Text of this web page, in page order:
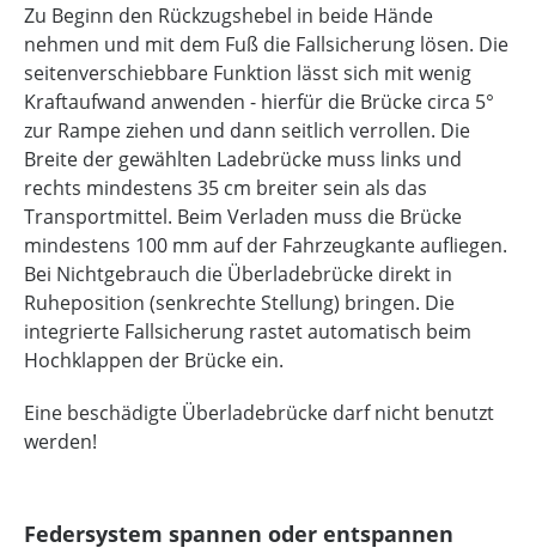
Zu Beginn den Rückzugshebel in beide Hände
nehmen und mit dem Fuß die Fallsicherung lösen. Die
seitenverschiebbare Funktion lässt sich mit wenig
Kraftaufwand anwenden - hierfür die Brücke circa 5°
zur Rampe ziehen und dann seitlich verrollen. Die
Breite der gewählten Ladebrücke muss links und
rechts mindestens 35 cm breiter sein als das
Transportmittel. Beim Verladen muss die Brücke
mindestens 100 mm auf der Fahrzeugkante aufliegen.
Bei Nichtgebrauch die Überladebrücke direkt in
Ruheposition (senkrechte Stellung) bringen. Die
integrierte Fallsicherung rastet automatisch beim
Hochklappen der Brücke ein.
Eine beschädigte Überladebrücke darf nicht benutzt
werden!
Federsystem spannen oder entspannen